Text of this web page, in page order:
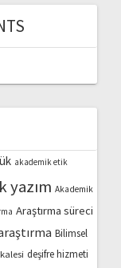
akademik etik
yazım Akademik
Araştırma süreci
Bilimsel
deşifre hizmeti